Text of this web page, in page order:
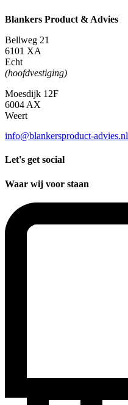
Blankers Product & Advies
Bellweg 21
6101 XA
Echt
(hoofdvestiging)
Moesdijk 12F
6004 AX
Weert
info@blankersproduct-advies.nl
Let's get social
Waar wij voor staan